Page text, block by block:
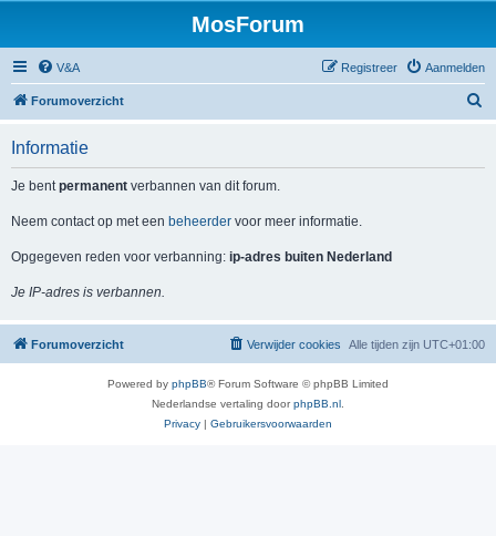
MosForum
V&A Aanmelden
Registreer
Forumoverzicht
Informatie
Je bentpermanent verbannen van dit forum.
Neem contact op met een beheerder voor meer informatie.
Opgegeven reden voor verbanning: ip-adres buiten Nederland
Je IP-adres is verbannen.
Forumoverzicht Alle tijden zijn UTC+01:00
Verwijder cookies
Powered by phpBB® Forum Software © phpBB Limited
Nederlandse vertaling doorphpBB.nl
Privacy | Gebruikersvoorwaarden